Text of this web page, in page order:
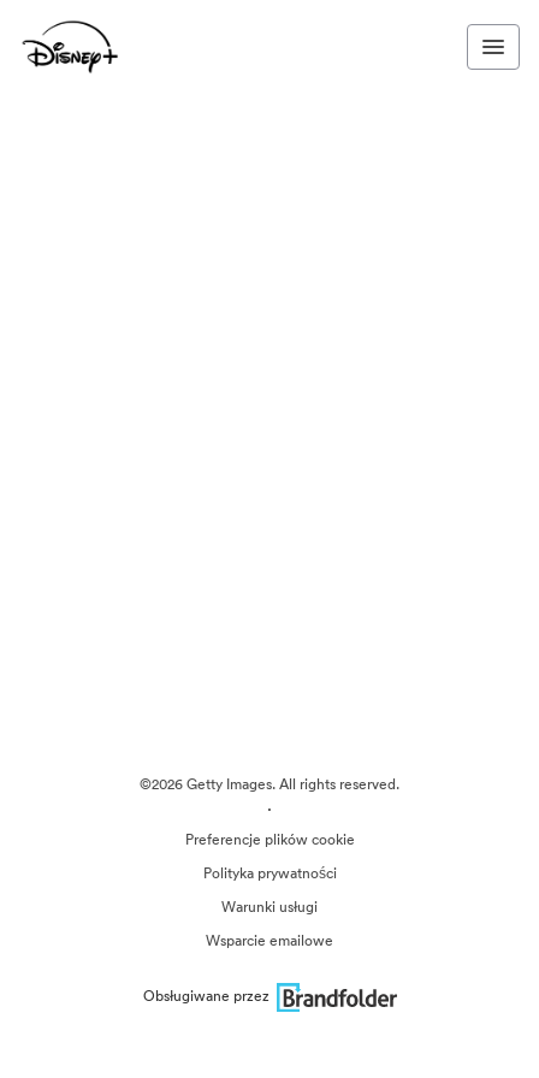
©2026 Getty Images. All rights reserved.
·
Preferencje plików cookie
Polityka prywatności
Warunki usługi
Wsparcie emailowe
Obsługiwane przez